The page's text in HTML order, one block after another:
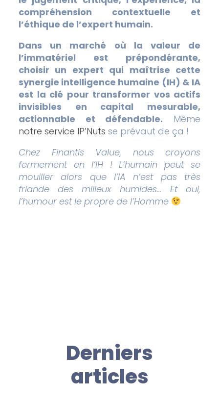
compréhension contextuelle et
l’éthique de l’expert humain.
Dans un marché où la valeur de
l’immatériel est prépondérante,
choisir un expert qui maîtrise cette
synergie intelligence humaine (IH) & IA
est la clé pour transformer vos actifs
invisibles en capital mesurable,
actionnable et défendable. Même
notre service IP’Nuts se prévaut de ça !
Chez Finantis Value, nous croyons
fermement en l’IH ! L’humain peut se
mouiller alors que l’IA n’est pas très
friande des milieux humides… Et oui,
l’humour est le propre de l’Homme
Derniers
articles